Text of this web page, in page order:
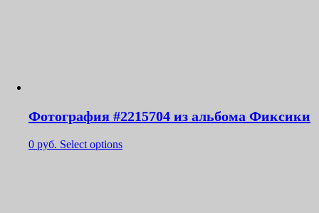
Фотография #2215704 из альбома Фиксики
0 руб. Select options